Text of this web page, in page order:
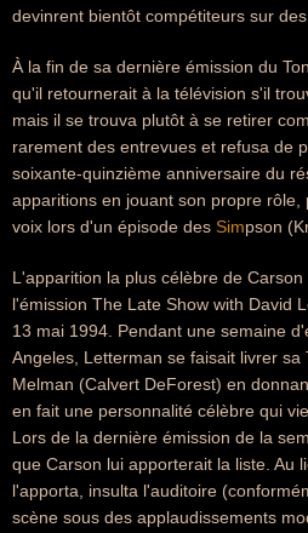
devinrent bientôt compétiteurs sur
À la fin de sa dernière émission du
qu'il retournerait à la télévision s'il
mais il se trouva plutôt à se retirer
rarement des entrevues et refusa de
soixante-quinzième anniversaire du
apparitions en jouant son propre
voix lors d'un épisode des Simpson
L'apparition la plus célèbre de
l'émission The Late Show with David
13 mai 1994. Pendant une semaine
Angeles, Letterman se faisait livrer sa
Melman (Calvert DeForest) en
en fait une personnalité célèbre qui
Lors de la dernière émission de la
que Carson lui apporterait la liste. Au
l'apporta, insulta l'auditoire
scène sous des applaudissements